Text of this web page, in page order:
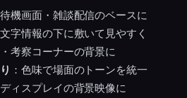
待機画面・雑談配信のベースに
文字情報の下に敷いて見やすく
考察コーナーの背景に
：色味で場面のトーンを統一
ィスプレイの背景映像に